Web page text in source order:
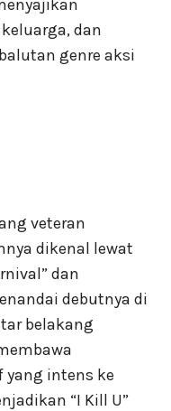
dan
genre aksi
veteran
dikenal lewat
dan
debutnya di
belakang
yang intens ke
“I Kill U”